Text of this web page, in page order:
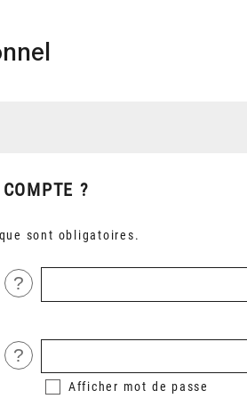
?
sont obligatoires.
?
?
Afficher mot de passe